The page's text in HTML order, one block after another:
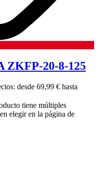
ZKFP-20-8-125
desde 69,99 € hasta
tiene múltiples
elegir en la página de